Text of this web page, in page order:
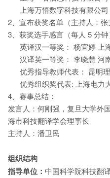
上海万悟数字科技有限公司
2、宣布获奖名单（主持人：张
3、获奖选手感言（每人 5 分钟
英译汉一等奖： 杨宜婷 上
汉译英一等奖： 李晓慧 河
优秀指导教师代表： 昆明
优秀组织奖代表: 上海电力
4、赛事总结：
发言人：何刚强，复旦大学外
海市科技翻译学会理事长
主持人：潘卫民
组织结构
指导单位：中国科学院科技翻